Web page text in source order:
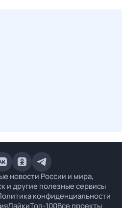
новости России и мира,
и другие полезные сервисы
конфиденциальности
ЛайкиТоп-100Все проекты